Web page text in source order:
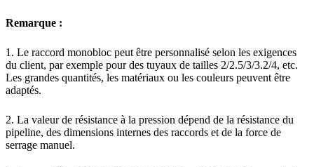
Remarque :
1. Le raccord monobloc peut être personnalisé selon les exigences
du client, par exemple pour des tuyaux de tailles 2/2.5/3/3.2/4, etc.
Les grandes quantités, les matériaux ou les couleurs peuvent être
adaptés.
2. La valeur de résistance à la pression dépend de la résistance du
pipeline, des dimensions internes des raccords et de la force de
serrage manuel.